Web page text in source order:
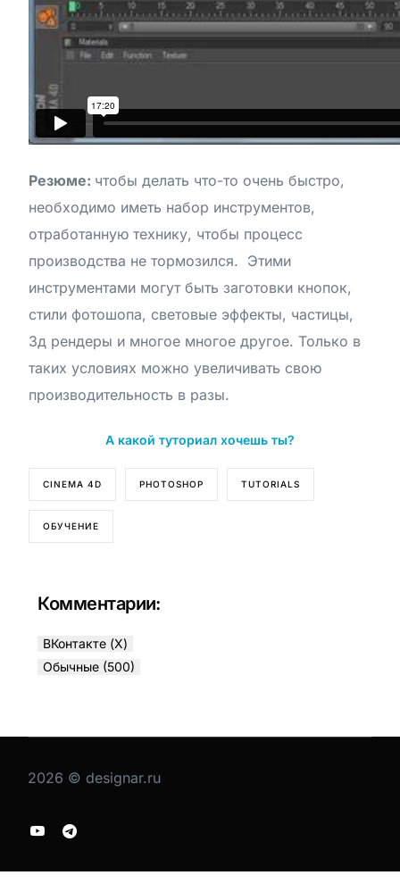
Резюме: чтобы делать что-то очень быстро,
необходимо иметь набор инструментов,
отработанную технику, чтобы процесс
производства не тормозился. Этими
инструментами могут быть заготовки кнопок,
стили фотошопа, световые эффекты, частицы,
3д рендеры и многое многое другое. Только в
таких условиях можно увеличивать свою
производительность в разы.
А какой туториал хочешь ты?
CINEMA 4D PHOTOSHOP TUTORIALS
ОБУЧЕНИЕ
Комментарии:
ВКонтакте (X)
Обычные (500)
2026 © designar.ru